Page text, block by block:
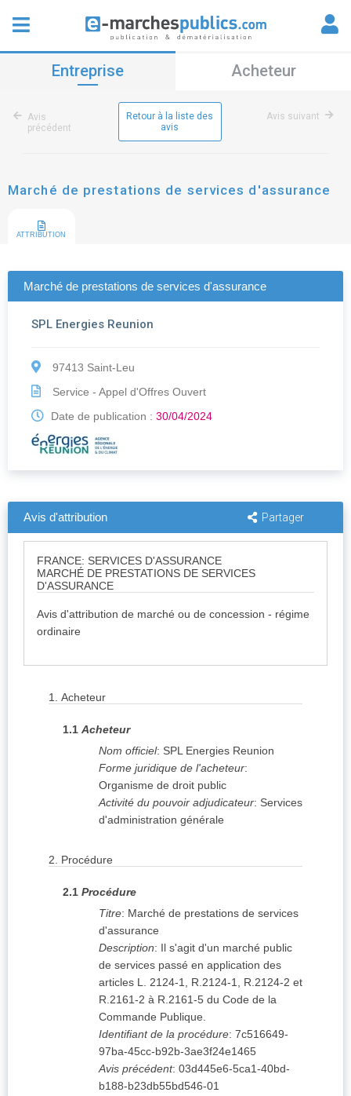
Entreprise Acheteur
Avis
précédent
Retour à la liste des
avis
Avis suivant
Marché de prestations de services d'assurance
ATTRIBUTION
Marché de prestations de services d'assurance
SPL Energies Reunion
97413 Saint-Leu
Service - Appel d'Offres Ouvert
Date de publication : 30/04/2024
Avis d'attribution Partager
FRANCE: SERVICES D'ASSURANCE
MARCHÉ DE PRESTATIONS DE SERVICES
D'ASSURANCE
Avis d'attribution de marché ou de concession - régime
ordinaire
1. Acheteur
1.1 Acheteur
Nom officiel: SPL Energies Reunion
Forme juridique de l'acheteur:
Organisme de droit public
Activité du pouvoir adjudicateur: Services
d'administration générale
2. Procédure
2.1 Procédure
Titre: Marché de prestations de services
d'assurance
Description: Il s'agit d'un marché public
de services passé en application des
articles L. 2124-1, R.2124-1, R.2124-2 et
R.2161-2 à R.2161-5 du Code de la
Commande Publique.
Identifiant de la procédure: 7c516649-
97ba-45cc-b92b-3ae3f24e1465
Avis précédent: 03d445e6-5ca1-40bd-
b188-b23db55bd546-01